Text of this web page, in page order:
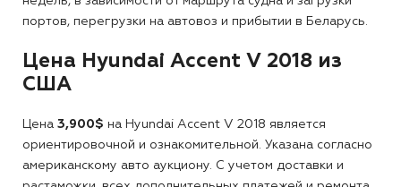
портов, перегрузки на автовоз и прибытии в Беларусь.
Цена Hyundai Accent V 2018 из
США
Цена 3,900$ на Hyundai Accent V 2018 является
ориентировочной и ознакомительной. Указана согласно
американскому авто аукциону. С учетом доставки и